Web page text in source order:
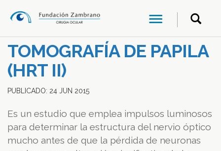
TOMOGRAFÍA DE PAPILA
(HRT II)
PUBLICADO: 24 JUN 2015
Es un estudio que emplea impulsos luminosos
para determinar la estructura del nervio óptico
mucho antes de que la pérdida de neuronas